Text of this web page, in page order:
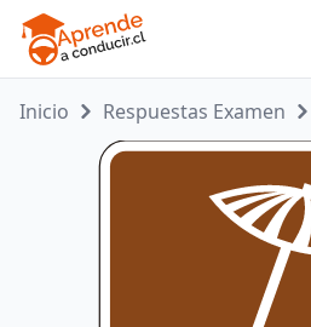
Inicio Respuestas Examen